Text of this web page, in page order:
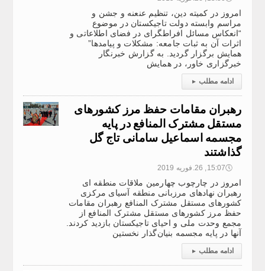
امروز در کمیته دین، تنظیم عنعنه‌ و جشن و
مراسم وابسته دولت تاجیکستان در موضوع
“انعکاس مسائل افراطگرای در فضای اطلاعاتی و
اثرات آن به ثبات جامعه: مشکلات و پیامدها”
همایش برگزار گردید. به گزارش خبرنگار
خبرگزاری خاور، در همایش
ادامه مطلب ▸
رهبران مقامات حفظ مرز کشورهای
مستقل مشترک المنافع در پایه
مجسمه اسماعیل سامانی تاج گل‌
گذاشتند
🕔15:07, 26.فوریه 2019
امروز در چارچوب چهارمین ملاقات منطقه ای
رهبران نهاد‌های مرزبانی منطقه آسیای مرکزی
کشورهای مستقل مشترک المنافع رهبران مقامات
حفظ مرز کشورهای مستقل مشترک المنافع از
مجمع وحدت ملی و احیای تاجیکستان بازدید کردند.
آنها در پایه مجسمه بنیان‌گذار نخستین
ادامه مطلب ▸